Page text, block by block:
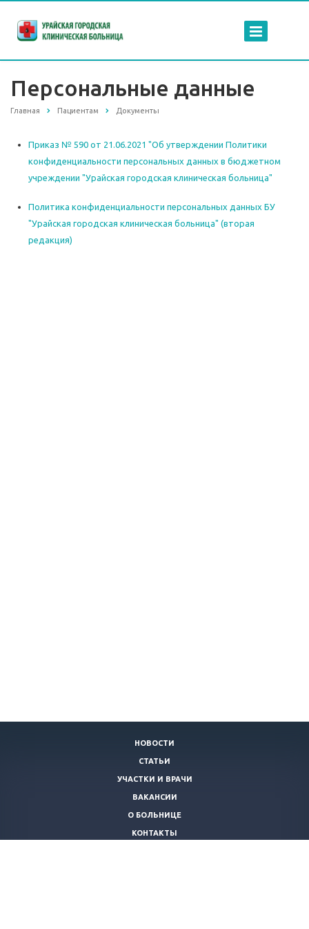
Персональные данные
Главная Пациентам Документы
Приказ № 590 от 21.06.2021 "Об утверждении Политики
конфиденциальности персональных данных в бюджетном
учреждении "Урайская городская клиническая больница"
Политика конфиденциальности персональных данных БУ
"Урайская городская клиническая больница" (вторая
редакция)
НОВОСТИ
СТАТЬИ
УЧАСТКИ И ВРАЧИ
ВАКАНСИИ
О БОЛЬНИЦЕ
КОНТАКТЫ